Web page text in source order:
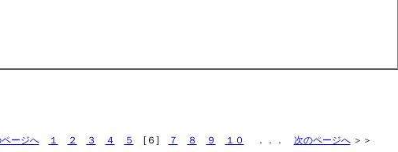
ージへ １ ２ ３ ４ ５ [６] ７ ８ ９ １０ ．．． 次のページへ＞＞